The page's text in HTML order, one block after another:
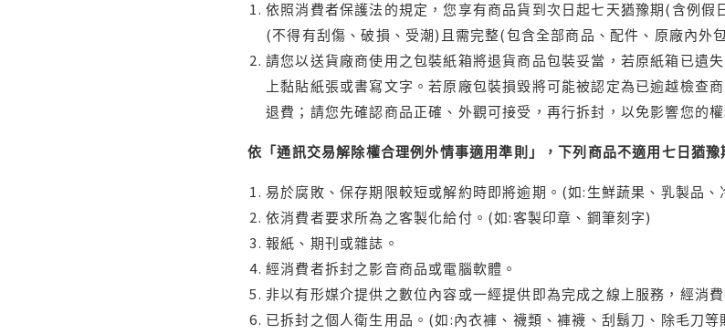
依照消費者保護法的規定，您享有商品貨到次日起七天猶豫期(含例
(不得有刮傷、破損、受潮)且需完整(包含全部商品、配件、原廠內外
請您以送貨廠商使用之包裝紙箱將退貨商品包裝妥當，若原紙箱已遺
上黏貼紙張或書寫文字。若原廠包裝損毀將可能被認定為已逾越檢
退費；請您先確認商品正確、外觀可接受，再行拆封，以免影響您的
依「通訊交易解除權合理例外情事適用準則」，下列商品不適用七日猶
易於腐敗、保存期限較短或解約時即將逾期。(如:生鮮蔬果、乳製品、
依消費者要求所為之客製化給付。(如:客製印章、鋼筆刻字)
報紙、期刊或雜誌。
經消費者拆封之影音商品或電腦軟體。
非以有形媒介提供之數位內容或一經提供即為完成之線上服務，經消
已拆封之個人衛生用品。(如:內衣褲、襪類、褲襪、刮鬍刀、除毛刀等